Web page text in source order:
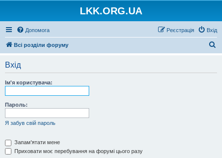
LKK.ORG.UA
Допомога Вхід
Реєстрація
Всі розділи форуму
Вхід
Ім'я користувача:
Пароль:
Я забув свій пароль
Запам'ятати мене
Приховати моє перебування на форумі цього разу